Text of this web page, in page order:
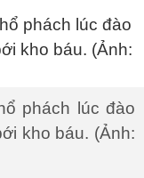
phách lúc đào
kho báu. (Ảnh: